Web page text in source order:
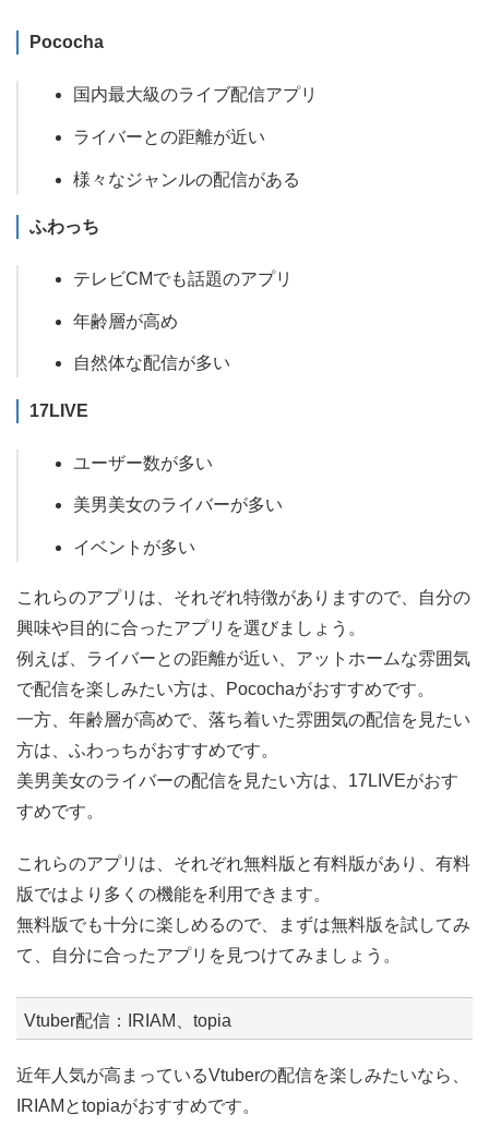
Pococha
国内最大級のライブ配信アプリ
ライバーとの距離が近い
様々なジャンルの配信がある
ふわっち
テレビCMでも話題のアプリ
年齢層が高め
自然体な配信が多い
17LIVE
ユーザー数が多い
美男美女のライバーが多い
イベントが多い
これらのアプリは、それぞれ特徴がありますので、自分の
興味や目的に合ったアプリを選びましょう。
例えば、ライバーとの距離が近い、アットホームな雰囲気
で配信を楽しみたい方は、Pocochaがおすすめです。
一方、年齢層が高めで、落ち着いた雰囲気の配信を見たい
方は、ふわっちがおすすめです。
美男美女のライバーの配信を見たい方は、17LIVEがおす
すめです。
これらのアプリは、それぞれ無料版と有料版があり、有料
版ではより多くの機能を利用できます。
無料版でも十分に楽しめるので、まずは無料版を試してみ
て、自分に合ったアプリを見つけてみましょう。
Vtuber配信：IRIAM、topia
近年人気が高まっているVtuberの配信を楽しみたいなら、
IRIAMとtopiaがおすすめです。